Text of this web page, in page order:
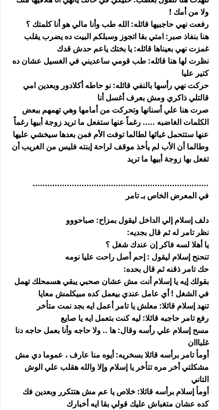
ولا من أمك !
رفعت نهي حاجبيها قائله: الله طب وأنا مالي هو أنا كلمتك ؟
هنا بنفاذ صبر: امتي بقا اتجوز وسبلكم البيت ده يضرب يقلب
غمزت نهي بعيناها قائله: يا بختك ياعم حدش قدك
نظرت لها هنا قائله: طب قومي ساعديني في الغسيل عشان ده
كتير عليا
حركت نهي رأسها بالنفي قائله: نو حاطه أكلادور وبعدين امي
قالتلي ذاكري ومش بعرف أغسل أنا
صرت هنا علي أسنانها وتحركت من أمامها وهي تهمهم ببعض
الكلمات الغاضبه ..... رغماً عنها ستفعل ما تريد زوجة أبيها رغماً
عنها ستتحمل غبائها لطالما توفت الأم فمن بعدها سيخشي عليها
وطالما أن الأب لم يأخذ موقف لراحة إبنته فليس من الغريب أن
تفعل بها زوجة أبيها ما تريد
........................................................................
في المعرض الخاص بـ تامر
دلف إسلام إلي الداخل ليقول بمزاح: صباحووو
نظر تامر له ثم قال بجديه:
يا أهلا لسه فاكر إن عندك شغل ؟
تنحنح إسلام ليقول : إحم أصل راحت عليا نومه
حك تامر ذقنه ثم قال بحده:
بقولك إيه يا إسلام أنت مش عشان صحبي يبقي هسمحلك تهمل
في الشغل ! أي عامل عندي بيعمل كده مبيكلمش معايا
تنهد إسلام قائلا: معلش يا تامر أعمل ايه بجد نمت متأخر
رفع تامر حاجبه قائلا: ليه كنت بتعمل ايه يا صايع
مسح إسلام علي رأسه وقال: ها .. ولا حاجه وأنا بعمل حاجه دنا
غلبااان
أومأ تامر برأسه قائلا بسخريه: أيوه منا عارف ، عموما دي مش
مشكلتي أخر مره تتأخر يا إسلام وإلا والله هقلب علي الوش
التاني
أومأ إسلام برأسه قائلا: خلاص يا عم مش هتتكرر وبعدين فك
كده عشان متغباش عليك قولي بقا ايه أخبارك